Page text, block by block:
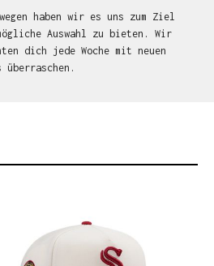
haben wir es uns zum Ziel
Auswahl zu bieten. Wir
dich jede Woche mit neuen
überraschen.